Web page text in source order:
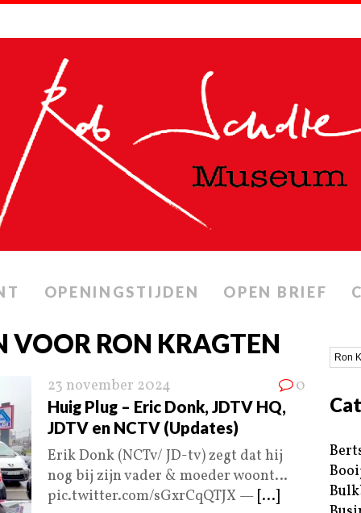
OPENINGSTIJDEN OPEN BRIEF
VOOR RON KRAGTEN
23 november 2024 0
Huig Plug – Eric Donk, JDTV HQ,
JDTV en NCTV (Updates)
Erik Donk (NCTv/ JD-tv) zegt dat hij
nog bij zijn vader & moeder woont…
pic.twitter.com/sGxrCqQTJX — [...]